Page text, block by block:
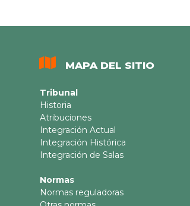
MAPA DEL SITIO
Tribunal
Historia
Atribuciones
Integración Actual
Integración Histórica
Integración de Salas
Normas
Normas reguladoras